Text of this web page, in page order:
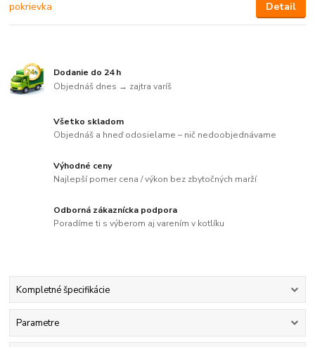
Detail
Dodanie do 24 h
Objednáš dnes → zajtra varíš
Všetko skladom
Objednáš a hneď odosielame – nič nedoobjednávame
Výhodné ceny
Najlepší pomer cena / výkon bez zbytočných marží
Odborná zákaznícka podpora
Poradíme ti s výberom aj varením v kotlíku
Kompletné špecifikácie
Parametre